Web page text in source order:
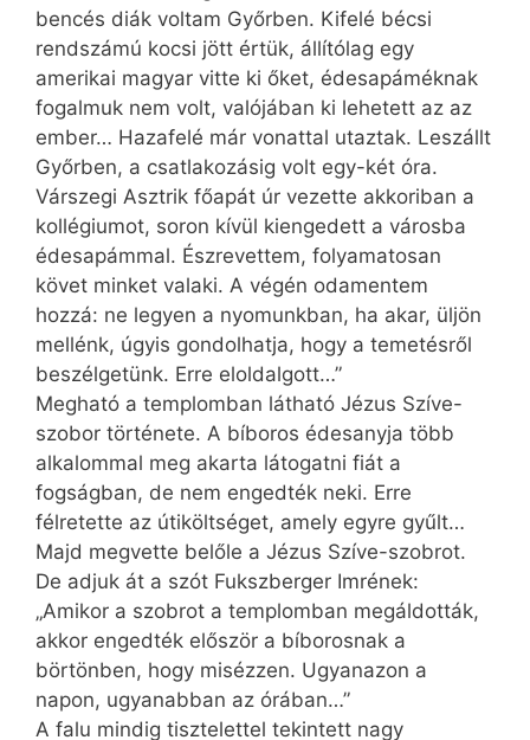
bencés diák voltam Győrben. Kifelé bécsi
rendszámú kocsi jött értük, állítólag egy
amerikai magyar vitte ki őket, édesapáméknak
fogalmuk nem volt, valójában ki lehetett az az
ember… Hazafelé már vonattal utaztak. Leszállt
Győrben, a csatlakozásig volt egy-két óra.
Várszegi Asztrik főapát úr vezette akkoriban a
kollégiumot, soron kívül kiengedett a városba
édesapámmal. Észrevettem, folyamatosan
követ minket valaki. A végén odamentem
hozzá: ne legyen a nyomunkban, ha akar, üljön
mellénk, úgyis gondolhatja, hogy a temetésről
beszélgetünk. Erre eloldalgott…”
Megható a templomban látható Jézus Szíve-
szobor története. A bíboros édesanyja több
alkalommal meg akarta látogatni fiát a
fogságban, de nem engedték neki. Erre
félretette az útiköltséget, amely egyre gyűlt…
Majd megvette belőle a Jézus Szíve-szobrot.
De adjuk át a szót Fuksz­ber­ger Imrének:
„Amikor a szobrot a templomban megáldották,
akkor engedték először a bíborosnak a
börtönben, hogy misézzen. Ugyanazon a
napon, ugyan­abban az órában…”
A falu mindig tisztelettel tekintett nagy